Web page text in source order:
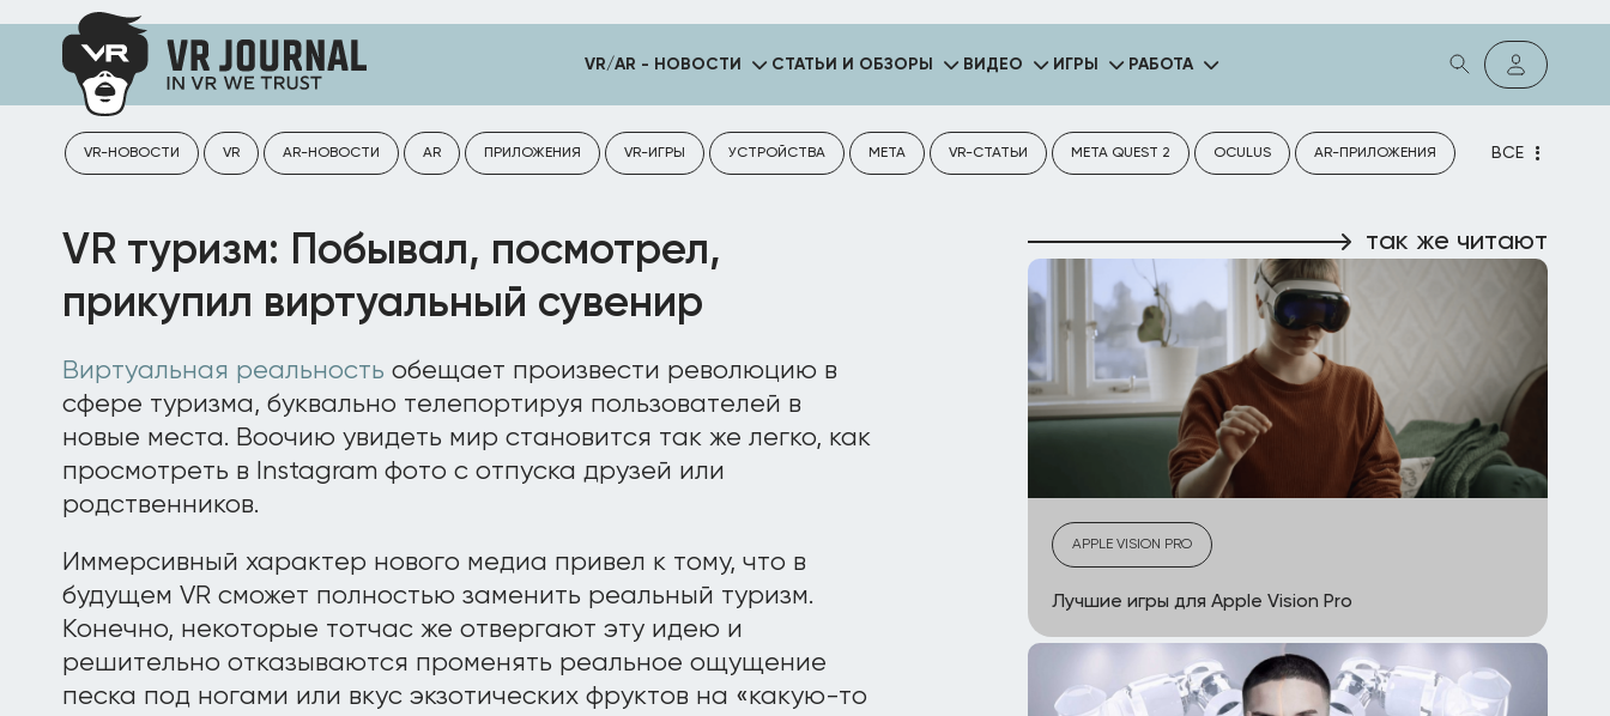
VR/AR - НОВОСТИ СТАТЬИ И ОБЗОРЫ ВИДЕО ИГРЫ РАБОТА
VR-НОВОСТИ VR AR-НОВОСТИ AR ПРИЛОЖЕНИЯ VR-ИГРЫ УСТРОЙСТВА META VR-СТАТЬИ META QUEST 2 OCULUS AR-ПРИЛОЖЕНИЯ ВСЕ
VR туризм: Побывал, посмотрел,
прикупил виртуальный сувенир
Виртуальная реальность обещает произвести революцию в
сфере туризма, буквально телепортируя пользователей в
новые места. Воочию увидеть мир становится так же легко, как
просмотреть в Instagram фото с отпуска друзей или
родственников.
Иммерсивный характер нового медиа привел к тому, что в
будущем VR сможет полностью заменить реальный туризм.
Конечно, некоторые тотчас же отвергают эту идею и
решительно отказываются променять реальное ощущение
песка под ногами или вкус экзотических фруктов на «какую-то
так же читают
APPLE VISION PRO
Лучшие игры для Apple Vision Pro